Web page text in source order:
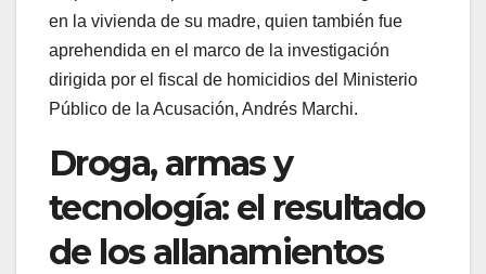
en la vivienda de su madre, quien también fue
aprehendida en el marco de la investigación
dirigida por el fiscal de homicidios del Ministerio
Público de la Acusación, Andrés Marchi.
Droga, armas y
tecnología: el resultado
de los allanamientos